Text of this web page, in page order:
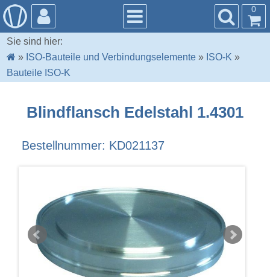
0
Sie sind hier:
» ISO-Bauteile und Verbindungselemente » ISO-K »
Bauteile ISO-K
Blindflansch Edelstahl 1.4301
Bestellnummer: KD021137